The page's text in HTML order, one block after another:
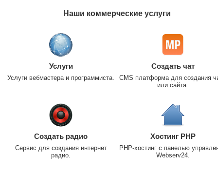
Наши коммерческие услуги
Услуги
Услуги вебмастера и программиста.
Создать чат
CMS платформа для создания
или сайта.
Создать радио
Сервис для создания интернет
радио.
Хостинг PHP
PHP-хостинг с панелью
Webserv24.